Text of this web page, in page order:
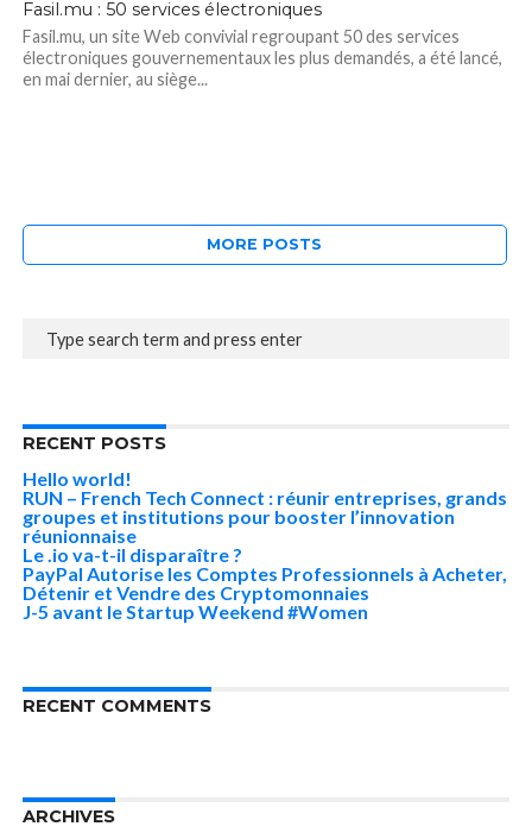
Fasil.mu : 50 services électroniques
Fasil.mu, un site Web convivial regroupant 50 des services
électroniques gouvernementaux les plus demandés, a été lancé,
en mai dernier, au siège...
MORE POSTS
RECENT POSTS
Hello world!
RUN – French Tech Connect : réunir entreprises, grands
groupes et institutions pour booster l’innovation
réunionnaise
Le .io va-t-il disparaître ?
PayPal Autorise les Comptes Professionnels à Acheter,
Détenir et Vendre des Cryptomonnaies
J-5 avant le Startup Weekend #Women
RECENT COMMENTS
ARCHIVES